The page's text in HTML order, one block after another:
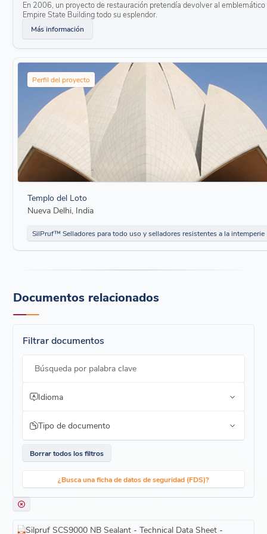
utillaje
La fórmula de bajo descuelgue se mantiene hasta que está
completamente curada
del programa LEED
En 2006, un proyecto de restauración pretendía devolver al emblemático
Empire State Building todo su esplendor.
Más información
Perfil del proyecto
Templo del Loto
Nueva Delhi, India
SilPruf™ Selladores para todo uso y selladores resistentes a la intemperie
Documentos relacionados
Filtrar documentos
Búsqueda por palabra clave
Idioma
Tipo de documento
Borrar todos los filtros
¿Busca una ficha de datos de seguridad (FDS)?
Silpruf SCS9000 NB Sealant - Technical Data Sheet -